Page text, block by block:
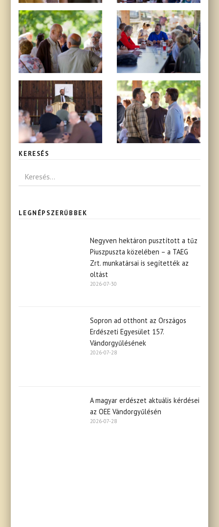
KERESÉS
LEGNÉPSZERŰBBEK
Negyven hektáron pusztított a tűz
Piuszpuszta közelében – a TAEG
Zrt. munkatársai is segítették az
oltást
2026-07-30
Sopron ad otthont az Országos
Erdészeti Egyesület 157.
Vándorgyűlésének
2026-07-28
A magyar erdészet aktuális kérdései
az OEE Vándorgyűlésén
2026-07-28